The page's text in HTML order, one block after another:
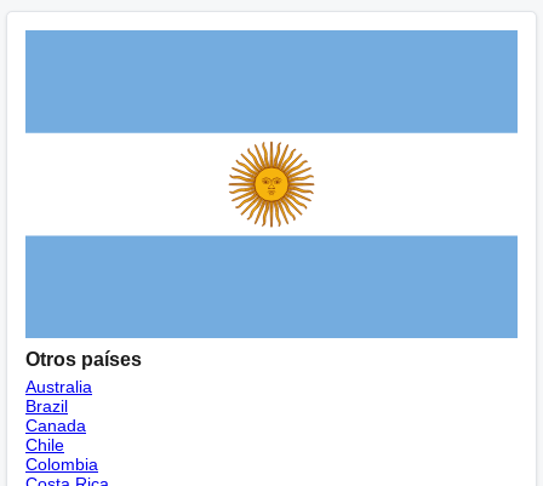
Otros países
Australia
Brazil
Canada
Chile
Colombia